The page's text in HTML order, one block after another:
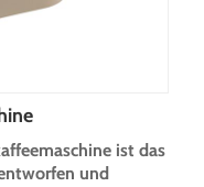
ist das
und